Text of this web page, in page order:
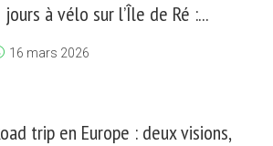
jours à vélo sur l’Île de Ré :...
16 mars 2026
trip en Europe : deux visions,